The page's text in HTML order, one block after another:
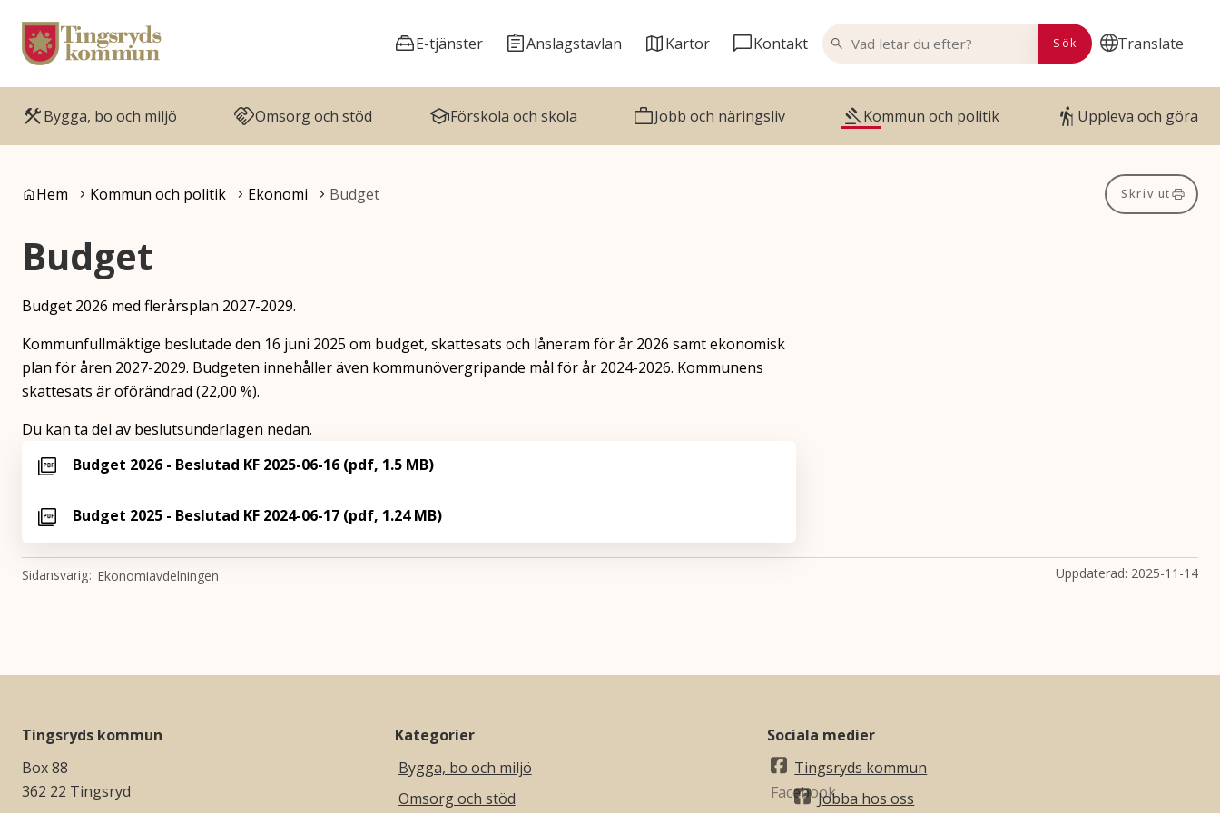
Gå till innehåll
Gå till huvudmeny
Translate
E-tjänster Anslagstavlan Kartor Kontakt
VAD LETAR DU EFTER?
Sök
Bygga, bo och miljö Omsorg och stöd Förskola och skola Jobb och näringsliv Kommun och politik Uppleva och göra
Du är här:
Hem Kommun och politik Ekonomi Budget Skriv ut
Budget
Budget 2026 med flerårsplan 2027-2029.
Kommunfullmäktige beslutade den 16 juni 2025 om budget, skattesats och låneram för år 2026 samt ekonomisk
plan för åren 2027-2029. Budgeten innehåller även kommunövergripande mål för år 2024-2026. Kommunens
skattesats är oförändrad (22,00 %).
Du kan ta del av beslutsunderlagen nedan.
Budget 2026 - Beslutad KF 2025-06-16 (pdf, 1.5 MB)
Budget 2025 - Beslutad KF 2024-06-17 (pdf, 1.24 MB)
Ekonomiavdelningen
Sidansvarig Uppdaterad: 2025-11-14
Tingsryds kommun
Box 88
362 22 Tingsryd
Kategorier
Bygga, bo och miljö
Omsorg och stöd
Sociala medier
Tingsryds kommun
Jobba hos oss